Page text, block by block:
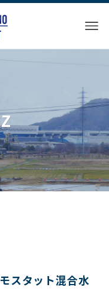
スタット混合水